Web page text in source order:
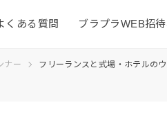
くある質問 ブラプラWEB招
ナー フリーランスと式場・ホテルの